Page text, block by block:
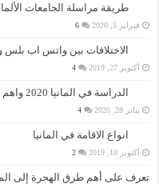
طريقة مراسلة الجامعات
فبراير 5, 2020 6
الاختلافات بين واتس اب
أكتوبر 27, 2019 4
الدراسة في المانيا 2020 واهم التفاصيل عنها
يناير 28, 2020 4
انواع الاقامة في المانيا
أكتوبر 10, 2019 2
تعرف على أهم طرق الهجرة إلى